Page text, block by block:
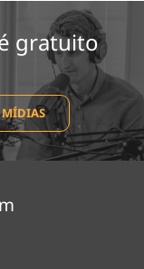
gratuito
MÍDIAS